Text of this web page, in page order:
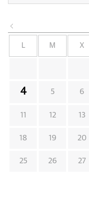
M X
4 5 6
11 12 13
18 19 20
25 26 27